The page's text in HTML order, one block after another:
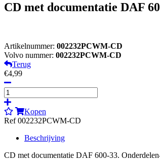
CD met documentatie DAF
Artikelnummer: 002232PCWM-CD
Volvo nummer: 002232PCWM-CD
Terug
€4,99
Kopen
Ref 002232PCWM-CD
Beschrijving
CD met documentatie DAF 600-33.